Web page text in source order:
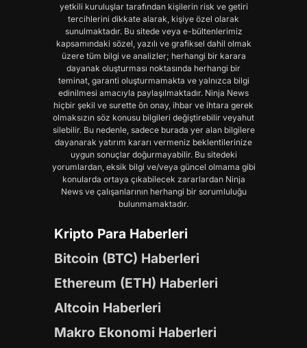
yetkili kuruluşlar tarafından kişilerin risk ve getiri
tercihlerini dikkate alarak, kişiye özel olarak
sunulmaktadır. Bu sitede veya e-bültenlerimiz
kapsamındaki sözel, yazılı ve grafiksel dahil olmak
üzere tüm bilgi ve analizler; herhangi bir karara
dayanak oluşturması noktasında herhangi bir
teminat, garanti oluşturmamakta ve yalnızca bilgi
edinilmesi amacıyla paylaşılmaktadır. Ninja News
hiçbir şekil ve surette ön onay, ihbar ve ihtara gerek
olmaksızın söz konusu bilgileri değiştirebilir veyahut
silebilir. Bu nedenle, sadece burada yer alan bilgilere
dayanarak yatırım kararı vermeniz beklentilerinize
uygun sonuçlar doğurmayabilir. Bu sitedeki
yorumlardan, eksik bilgi ve/veya güncel olmama gibi
konularda ortaya çıkabilecek zararlardan Ninja
News ve çalışanlarının herhangi bir sorumluluğu
bulunmamaktadır.
Kripto Para Haberleri
Bitcoin (BTC) Haberleri
Ethereum (ETH) Haberleri
Altcoin Haberleri
Makro Ekonomi Haberleri